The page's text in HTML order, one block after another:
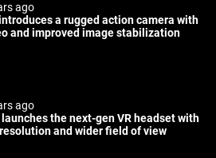
ago
a rugged action camera with
and improved image stabilization
ago
the next-gen VR headset with
and wider field of view